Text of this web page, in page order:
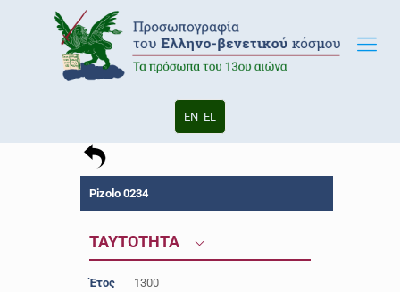
EN EL
Pizolo 0234
ΤΑΥΤΟΤΗΤΑ
Έτος
1300